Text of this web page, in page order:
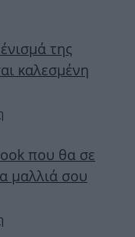
της
καλεσμένη
που θα σε
μαλλιά σου